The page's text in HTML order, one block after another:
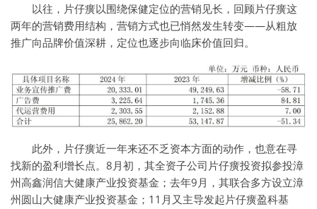
以往，片仔癀以围绕保健定位的营销见长，回顾片仔癀这
两年的营销费用结构，营销方式也已悄然发生转变——从粗放
推广向品牌价值深耕，定位也逐步向临床价值回归。
此外，片仔癀近一年来还不乏资本方面的动作，也意在寻
找新的盈利增长点。8月初，其全资子公司片仔癀投资拟参投漳
州高鑫润信大健康产业投资基金；去年9月，其联合多方设立漳
州圆山大健康产业投资基金；11月又主导发起片仔癀盈科基